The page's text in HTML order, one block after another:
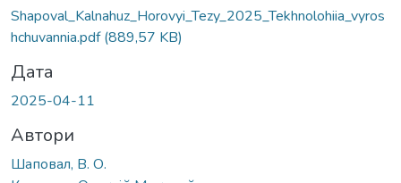
Shapoval_Kalnahuz_Horovyi_Tezy_2025_Tekhnolohiia_vyros
hchuvannia.pdf(889,57 KB)
Дата
2025-04-11
Автори
Шаповал, В. О.